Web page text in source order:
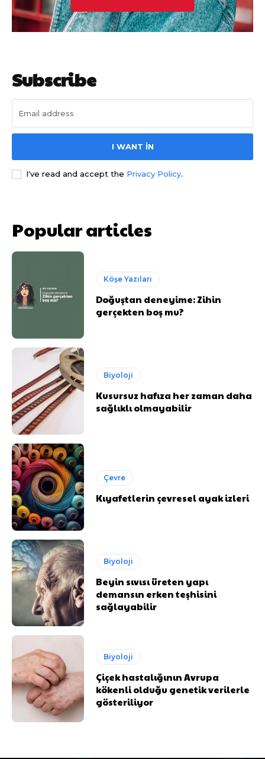
Subscribe
I WANT IN
I've read and accept the Privacy Policy.
Popular articles
Köşe Yazıları
Doğuştan deneyime: Zihin
gerçekten boş mu?
Biyoloji
Kusursuz hafıza her zaman daha
sağlıklı olmayabilir
Çevre
Kıyafetlerin çevresel ayak izleri
Biyoloji
Beyin sıvısı üreten yapı
demansın erken teşhisini
sağlayabilir
Biyoloji
Çiçek hastalığının Avrupa
kökenli olduğu genetik verilerle
gösteriliyor